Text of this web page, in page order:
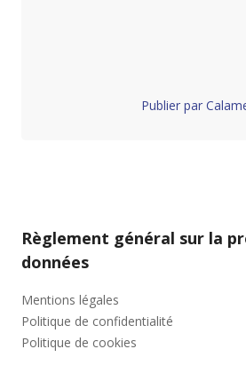
Publier par
Règlement général sur la
données
Mentions légales
Politique de confidentialité
Politique de cookies